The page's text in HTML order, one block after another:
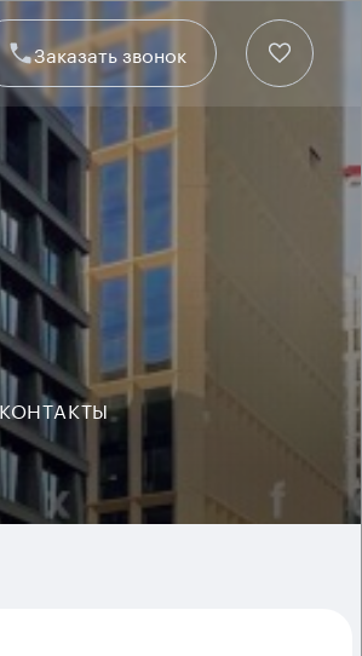
Заказать звонок
КОНТАКТЫ